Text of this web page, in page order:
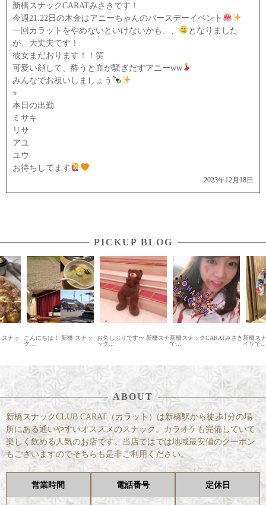
新橋スナックCARATみさきです！
今週21.22日の木金はアニーちゃんのバースデーイベント
一回カラットをやめないといけないかも、、
となりました
が、大丈夫です！
彼女まだおります！！笑
可愛い顔して、酔うと血が騒ぎだすアニーww
みんなでお祝いしましょう
⭐︎
本日の出勤
ミサキ
リサ
アユ
ユウ
お待ちしてます
2023年12月18日
PICKUP BLOG
ナッ
こんにちは！ 新橋 スナッ
ク ...
お久しぶりです〜 新橋スナ
ック...
新橋スナックCARATみさき
で...
新橋ス
イリで...
ABOUT
新橋スナックCLUB CARAT（カラット）は新橋駅から徒歩1分の場
所にある通いやすいオススメのスナック。カラオケも完備していて
楽しく飲める人気のお店です。当店ではでは地域最安値のクーポン
もございますのでそちらも是非ご利用ください。
営業時間 電話番号 定休日